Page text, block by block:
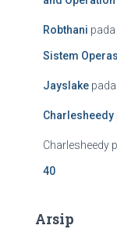
Robthani pada
Sistem
Jayslake pada
Charlesheedy
Charlesheedy
40
Arsip